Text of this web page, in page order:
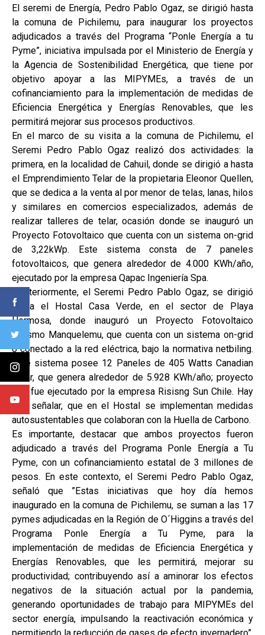
El seremi de Energía, Pedro Pablo Ogaz, se dirigió hasta
la comuna de Pichilemu, para inaugurar los proyectos
adjudicados a través del Programa “Ponle Energía a tu
Pyme”, iniciativa impulsada por el Ministerio de Energía y
la Agencia de Sostenibilidad Energética, que tiene por
objetivo apoyar a las MIPYMEs, a través de un
cofinanciamiento para la implementación de medidas de
Eficiencia Energética y Energías Renovables, que les
permitirá mejorar sus procesos productivos.
En el marco de su visita a la comuna de Pichilemu, el
Seremi Pedro Pablo Ogaz realizó dos actividades: la
primera, en la localidad de Cahuil, donde se dirigió a hasta
el Emprendimiento Telar de la propietaria Eleonor Quellen,
que se dedica a la venta al por menor de telas, lanas, hilos
y similares en comercios especializados, además de
realizar talleres de telar, ocasión donde se inauguró un
Proyecto Fotovoltaico que cuenta con un sistema on-grid
de 3,22kWp. Este sistema consta de 7 paneles
fotovoltaicos, que genera alrededor de 4.000 KWh/año,
ejecutado por la empresa Qapac Ingeniería Spa.
Posteriormente, el Seremi Pedro Pablo Ogaz, se dirigió
hasta el Hostal Casa Verde, en el sector de Playa
Hermosa, donde inauguró un Proyecto Fotovoltaico
Turismo Manquelemu, que cuenta con un sistema on-grid
o conectado a la red eléctrica, bajo la normativa netbiling.
Este sistema posee 12 Paneles de 405 Watts Canadian
Solar, que genera alrededor de 5.928 KWh/año; proyecto
que fue ejecutado por la empresa Risisng Sun Chile. Hay
que señalar, que en el Hostal se implementan medidas
autosustentables que colaboran con la Huella de Carbono.
Es importante, destacar que ambos proyectos fueron
adjudicado a través del Programa Ponle Energía a Tu
Pyme, con un cofinanciamiento estatal de 3 millones de
pesos. En este contexto, el Seremi Pedro Pablo Ogaz,
señaló que ”Estas iniciativas que hoy día hemos
inaugurado en la comuna de Pichilemu, se suman a las 17
pymes adjudicadas en la Región de O´Higgins a través del
Programa Ponle Energía a Tu Pyme, para la
implementación de medidas de Eficiencia Energética y
Energías Renovables, que les permitirá, mejorar su
productividad; contribuyendo así a aminorar los efectos
negativos de la situación actual por la pandemia,
generando oportunidades de trabajo para MIPYMEs del
sector energía, impulsando la reactivación económica y